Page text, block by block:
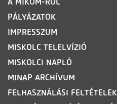
PÁLYÁZATOK
IMPRESSZUM
MISKOLC TELELVÍZIÓ
MISKOLCI NAPLÓ
MINAP ARCHÍVUM
FELHASZNÁLÁSI FELTÉTELEK